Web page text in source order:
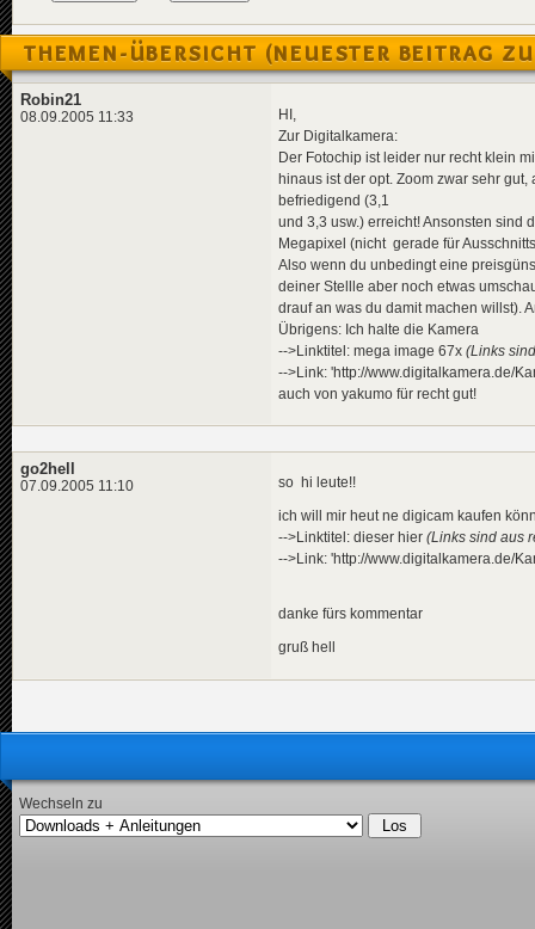
THEMEN-ÜBERSICHT (NEUESTER BEITRAG
Robin21
08.09.2005 11:33
HI,
Zur Digitalkamera:
Der Fotochip ist leider nur recht klein
hinaus ist der opt. Zoom zwar sehr
befriedigend (3,1
und 3,3 usw.) erreicht! Ansonsten sind
Megapixel (nicht gerade für
Also wenn du unbedingt eine
deiner Stellle aber noch etwas
drauf an was du damit machen willst).
Übrigens: Ich halte die Kamera
-->Linktitel: mega image 67x (Links
-->Link: 'http://www.digitalkamera.de/
auch von yakumo für recht gut!
go2hell
07.09.2005 11:10 so hi leute!!
ich will mir heut ne digicam kaufen
-->Linktitel: dieser hier (Links sind aus
-->Link: 'http://www.digitalkamera.de/
danke fürs kommentar
gruß hell
Wechseln zu